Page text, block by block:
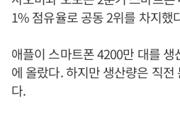
1% 점유율로 공동 2위를 차지했
애플이 스마트폰 4200만 대를
에 올랐다. 하지만 생산량은 직
다.